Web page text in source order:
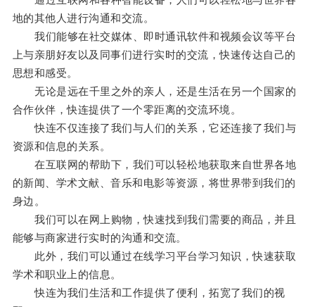
地的其他人进行沟通和交流。
我们能够在社交媒体、即时通讯软件和视频会议等平台
上与亲朋好友以及同事们进行实时的交流，快速传达自己的
思想和感受。
无论是远在千里之外的亲人，还是生活在另一个国家的
合作伙伴，快连提供了一个零距离的交流环境。
快连不仅连接了我们与人们的关系，它还连接了我们与
资源和信息的关系。
在互联网的帮助下，我们可以轻松地获取来自世界各地
的新闻、学术文献、音乐和电影等资源，将世界带到我们的
身边。
我们可以在网上购物，快速找到我们需要的商品，并且
能够与商家进行实时的沟通和交流。
此外，我们可以通过在线学习平台学习知识，快速获取
学术和职业上的信息。
快连为我们生活和工作提供了便利，拓宽了我们的视